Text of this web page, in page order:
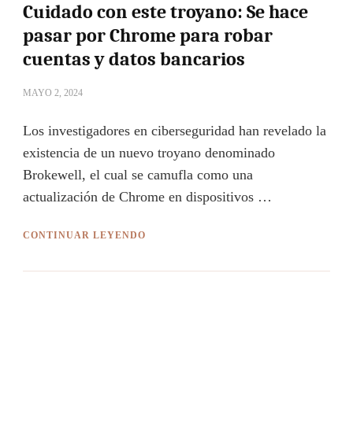
Cuidado con este troyano: Se hace
pasar por Chrome para robar
cuentas y datos bancarios
MAYO 2, 2024
Los investigadores en ciberseguridad han revelado la
existencia de un nuevo troyano denominado
Brokewell, el cual se camufla como una
actualización de Chrome en dispositivos …
CONTINUAR LEYENDO